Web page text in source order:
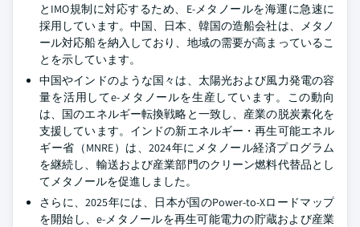
とIMO規制に対応するため、E-メタノールを海運に急速に
採用しています。中国、日本、韓国の造船会社は、メタノ
ール対応船を納入しており、地域の需要が高まっているこ
とを示しています。
中国やインドのような国々は、太陽光および風力発電の容
量を活用してe-メタノールを生産しています。この動向
は、国のエネルギー転換戦略と一致し、産業の脱炭素化を
支援しています。インドの新エネルギー・再生可能エネル
ギー省（MNRE）は、2024年にメタノール経済プログラム
を継続し、輸送および産業部門のクリーン燃料代替品とし
てメタノールを促進しました。
さらに、2025年には、日本が国のPower-to-Xロードマップ
を開始し、e-メタノールを再生可能電力の貯蔵および産業